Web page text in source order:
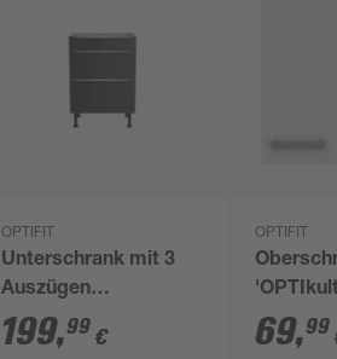
OPTIFIT
Unterschrank mit 3
Auszügen
'Optikomfort
Linus984'
199,99 €
OPTIFIT
60 x
69,99